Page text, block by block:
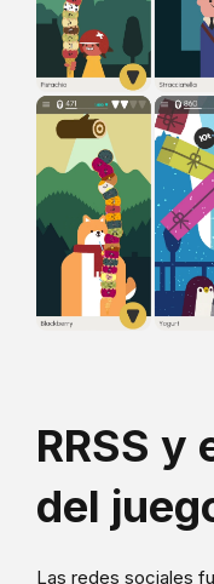
RRSS y
del
Las redes sociales